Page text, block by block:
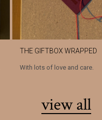
THE GIFTBOX WRAPPED
With lots of love and care.
view all